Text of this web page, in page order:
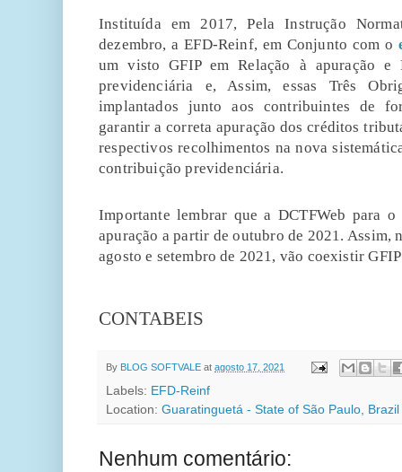
Instituída em 2017, Pela Instrução
dezembro, a EFD-Reinf, em Conjunto com o
um visto GFIP em Relação à apuração e
previdenciária e, Assim, essas Três
implantados junto aos contribuintes de
garantir a correta apuração dos créditos
respectivos recolhimentos na nova
contribuição previdenciária.
Importante lembrar que a DCTFWeb para
apuração a partir de outubro de 2021. Assim,
agosto e setembro de 2021, vão coexistir
CONTABEIS
By BLOG SOFTVALE at agosto 17, 2021
Labels: EFD-Reinf
Location: Guaratinguetá - State of São Paulo, Brazil
Nenhum comentário: